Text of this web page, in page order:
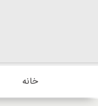
خانه